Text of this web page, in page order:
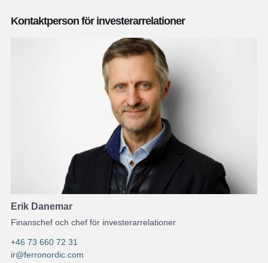
Kontaktperson för investerarrelationer
Erik Danemar
Finanschef och chef för investerarrelationer
+46 73 660 72 31
ir@ferronordic.com